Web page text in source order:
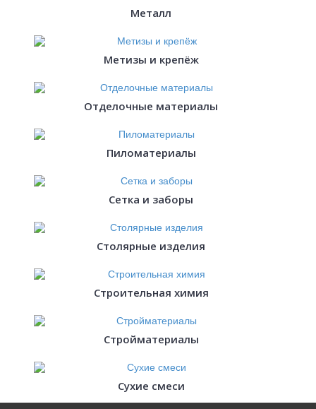
Металл
Метизы и крепёж
Отделочные материалы
Пиломатериалы
Сетка и заборы
Столярные изделия
Строительная химия
Стройматериалы
Сухие смеси